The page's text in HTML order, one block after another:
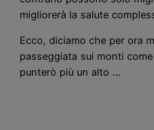
migliorerà la salute
Ecco, diciamo che per ora
passeggiata sui monti
punterò più un alto …